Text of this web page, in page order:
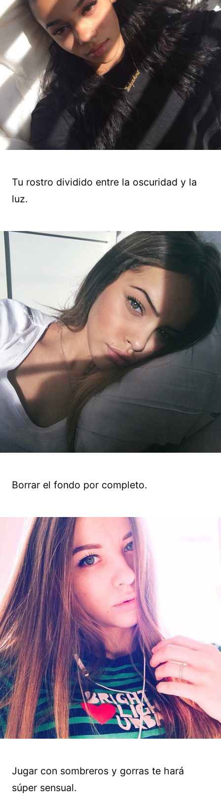
Tu rostro dividido entre la oscuridad y la
luz.
Borrar el fondo por completo.
Jugar con sombreros y gorras te hará
súper sensual.